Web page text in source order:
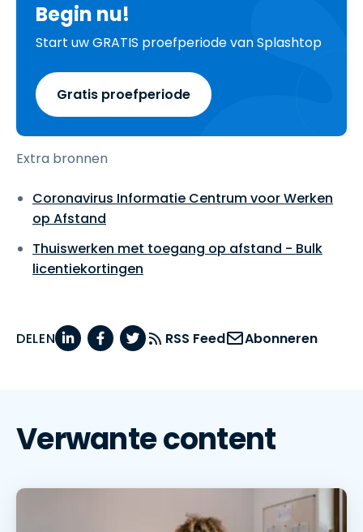
Begin nu!
Start uw GRATIS proefperiode van Splashtop
Gratis proefperiode
Extra bronnen
Coronavirus Informatie Centrum voor Werken
op Afstand
Thuiswerken met toegang op afstand - Bulk
licentiekortingen
DELEN RSS Feed Abonneren
Verwante content